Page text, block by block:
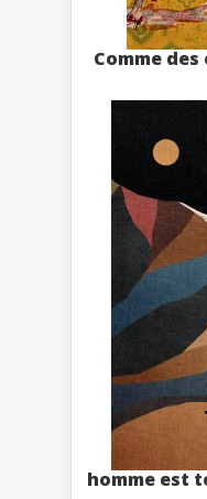
Comme
homme est